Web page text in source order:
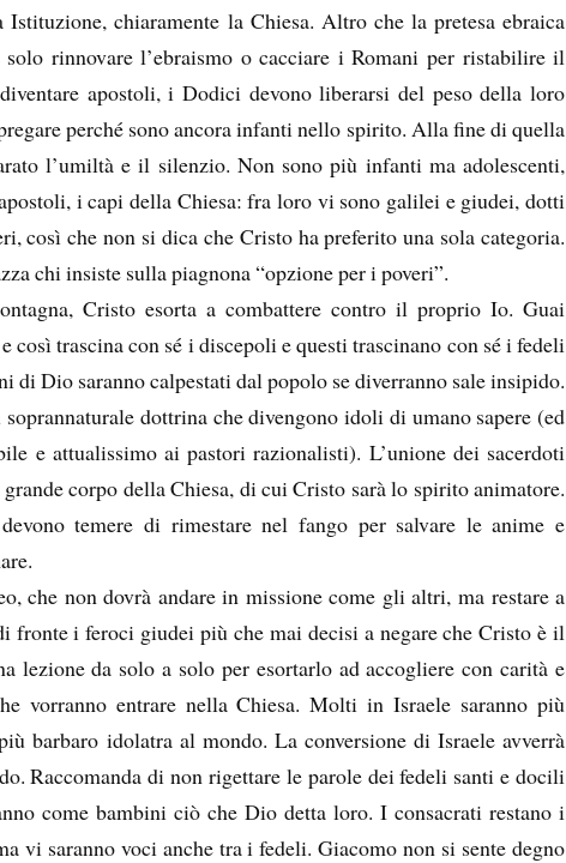
Istituzione, chiaramente la Chiesa. Altro che la pretesa ebraica
rinnovare l’ebraismo o cacciare i Romani per ristabilire il
apostoli, i Dodici devono liberarsi del peso della loro
perché sono ancora infanti nello spirito. Alla fine di quella
l’umiltà e il silenzio. Non sono più infanti ma adolescenti,
i capi della Chiesa: fra loro vi sono galilei e giudei, dotti
così che non si dica che Cristo ha preferito una sola categoria.
chi insiste sulla piagnona “opzione per i poveri”.
Cristo esorta a combattere contro il proprio Io. Guai
così trascina con sé i discepoli e questi trascinano con sé i fedeli
di Dio saranno calpestati dal popolo se diverranno sale insipido.
dottrina che divengono idoli di umano sapere (ed
e attualissimo ai pastori razionalisti). L’unione dei sacerdoti
corpo della Chiesa, di cui Cristo sarà lo spirito animatore.
temere di rimestare nel fango per salvare le anime e
che non dovrà andare in missione come gli altri, ma restare a
fronte i feroci giudei più che mai decisi a negare che Cristo è il
lezione da solo a solo per esortarlo ad accogliere con carità e
vorranno entrare nella Chiesa. Molti in Israele saranno più
barbaro idolatra al mondo. La conversione di Israele avverrà
Raccomanda di non rigettare le parole dei fedeli santi e docili
come bambini ciò che Dio detta loro. I consacrati restano i
vi saranno voci anche tra i fedeli. Giacomo non si sente degno